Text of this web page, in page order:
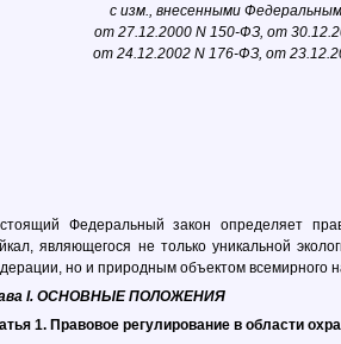
с изм., внесенными
от 27.12.2000 N 150-ФЗ, от
от 24.12.2002 N 176-ФЗ, от
Федеральный закон определяет
являющегося не только уникальной
но и природным объектом всемирного
I. ОСНОВНЫЕ ПОЛОЖЕНИЯ
1. Правовое регулирование в области